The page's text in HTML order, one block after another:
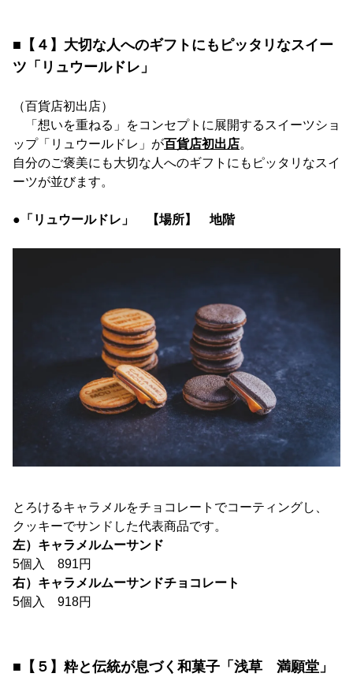
■【４】大切な人へのギフトにもピッタリなスイー
ツ「リュウールドレ」
（百貨店初出店）
「想いを重ねる」をコンセプトに展開するスイーツショ
ップ「リュウールドレ」が百貨店初出店。
自分のご褒美にも大切な人へのギフトにもピッタリなスイ
ーツが並びます。
●「リュウールドレ」 【場所】 地階
とろけるキャラメルをチョコレートでコーティングし、
クッキーでサンドした代表商品です。
左）キャラメルムーサンド
5個入 891円
右）キャラメルムーサンドチョコレート
5個入 918円
■【５】粋と伝統が息づく和菓子「浅草 満願堂」